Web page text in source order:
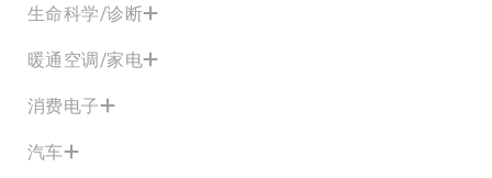
生命科学/诊断
暖通空调/家电
消费电子
汽车